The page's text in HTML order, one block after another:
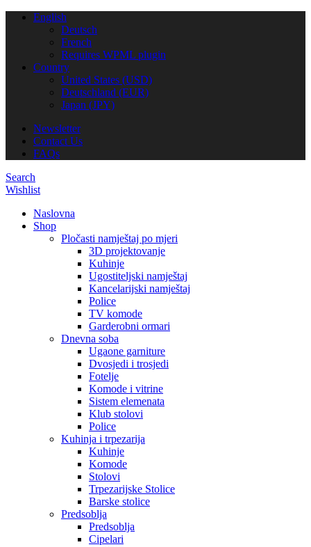
English
Deutsch
French
Requires WPML plugin
Country
United States (USD)
Deutschland (EUR)
Japan (JPY)
Newsletter
Contact Us
FAQs
Search
Wishlist
Naslovna
Shop
Pločasti namještaj po mjeri
3D projektovanje
Kuhinje
Ugostiteljski namještaj
Kancelarijski namještaj
Police
TV komode
Garderobni ormari
Dnevna soba
Ugaone garniture
Dvosjedi i trosjedi
Fotelje
Komode i vitrine
Sistem elemenata
Klub stolovi
Police
Kuhinja i trpezarija
Kuhinje
Komode
Stolovi
Trpezarijske Stolice
Barske stolice
Predsoblja
Predsoblja
Cipelari